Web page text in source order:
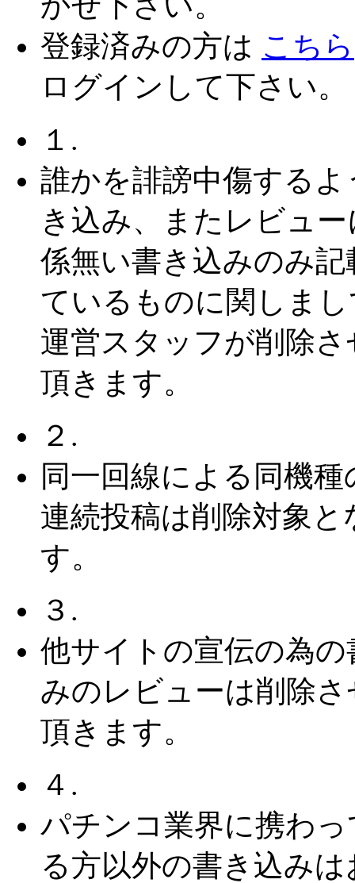
登録済みの方は こちら
ログインして下さい。
１.
誰かを誹謗中傷するよ
き込み、またレビュー
係無い書き込みのみ記
ているものに関しま
運営スタッフが削除さ
頂きます。
２.
同一回線による同機種
連続投稿は削除対象と
す。
３.
他サイトの宣伝の為の
みのレビューは削除さ
頂きます。
４.
パチンコ業界に携わっ
る方以外の書き込みは